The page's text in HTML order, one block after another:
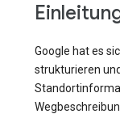
Google hat es
strukturieren